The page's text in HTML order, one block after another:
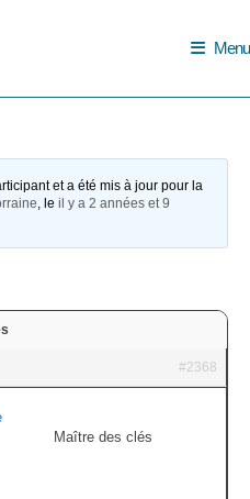
Menu
et a été mis à jour pour la
, le il y a 2 années et 9
#2368
Maître des clés